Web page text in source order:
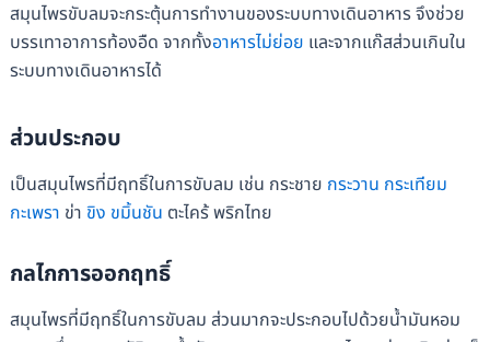
สมุนไพรขับลมจะกระตุ้นการทำงานของระบบทางเดินอาหาร จึงช่วย
บรรเทาอาการท้องอืด จากทั้งอาหารไม่ย่อย และจากแก๊สส่วนเกินใน
ระบบทางเดินอาหารได้
ส่วนประกอบ
เป็นสมุนไพรที่มีฤทธิ์ในการขับลม เช่น กระชาย กระวาน กระเทียม
กะเพรา ข่า ขิง ขมิ้นชัน ตะไคร้ พริกไทย
กลไกการออกฤทธิ์
สมุนไพรที่มีฤทธิ์ในการขับลม ส่วนมากจะประกอบไปด้วยน้ำมันหอม